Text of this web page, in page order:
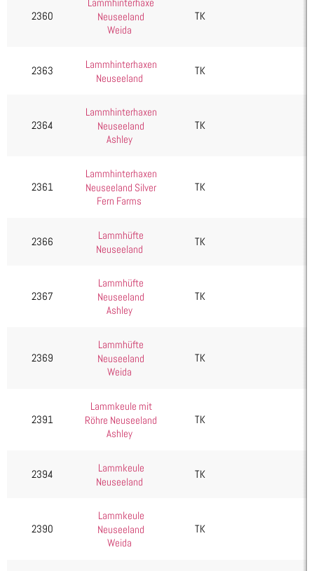
2360
Lammhinterhaxe
Neuseeland
Weida
TK
2363
Lammhinterhaxen
Neuseeland
TK
2364
Lammhinterhaxen
Neuseeland
Ashley
TK
2361
Lammhinterhaxen
Neuseeland Silver
Fern Farms
TK
2366
Lammhüfte
Neuseeland
TK
2367
Lammhüfte
Neuseeland
Ashley
TK
2369
Lammhüfte
Neuseeland
Weida
TK
2391
Lammkeule mit
Röhre Neuseeland
Ashley
TK
2394
Lammkeule
Neuseeland
TK
2390
Lammkeule
Neuseeland
Weida
TK